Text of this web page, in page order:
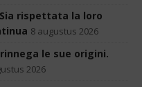
rispettata la loro
8 augustus 2026
le sue origini.
2026